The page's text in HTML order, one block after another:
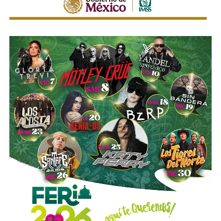
Gómez y De Angoitia han sido por muchos años los
hombre de confianza de Emilio Azcárraga Jean, al
grado que cuando en 2024 este último dio un paso al
costado de la presidencia de Grupo Televisa en medio de
las investigaciones por el presunto soborno a ejecutivos
de la FIFA para asegurar los derechos del Mundial, fueron